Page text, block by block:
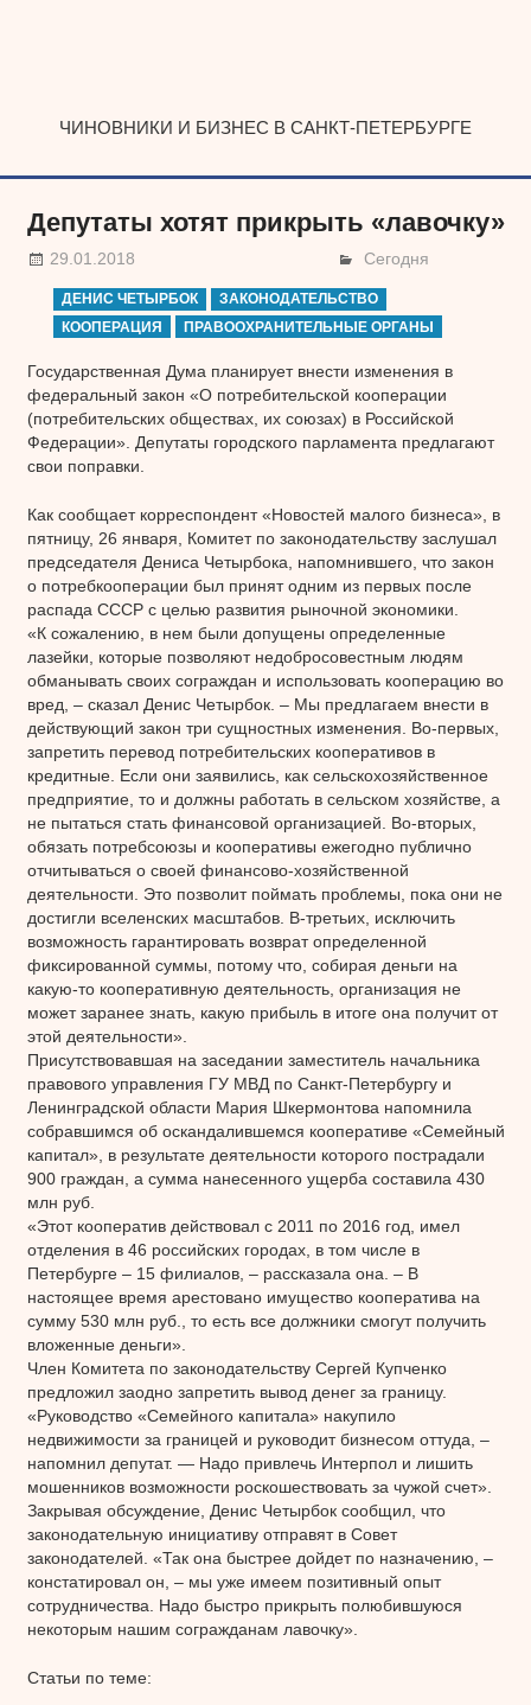
ЧИНОВНИКИ И БИЗНЕС В САНКТ-ПЕТЕРБУРГЕ
Депутаты хотят прикрыть «лавочку»
29.01.2018 Сегодня
ДЕНИС ЧЕТЫРБОК
ЗАКОНОДАТЕЛЬСТВО
КООПЕРАЦИЯ
ПРАВООХРАНИТЕЛЬНЫЕ ОРГАНЫ
Государственная Дума планирует внести изменения в
федеральный закон «О потребительской кооперации
(потребительских обществах, их союзах) в Российской
Федерации». Депутаты городского парламента предлагают
свои поправки.
Как сообщает корреспондент «Новостей малого бизнеса», в
пятницу, 26 января, Комитет по законодательству заслушал
председателя Дениса Четырбока, напомнившего, что закон
о потребкооперации был принят одним из первых после
распада СССР с целью развития рыночной экономики.
«К сожалению, в нем были допущены определенные
лазейки, которые позволяют недобросовестным людям
обманывать своих сограждан и использовать кооперацию во
вред, – сказал Денис Четырбок. – Мы предлагаем внести в
действующий закон три сущностных изменения. Во-первых,
запретить перевод потребительских кооперативов в
кредитные. Если они заявились, как сельскохозяйственное
предприятие, то и должны работать в сельском хозяйстве, а
не пытаться стать финансовой организацией. Во-вторых,
обязать потребсоюзы и кооперативы ежегодно публично
отчитываться о своей финансово-хозяйственной
деятельности. Это позволит поймать проблемы, пока они не
достигли вселенских масштабов. В-третьих, исключить
возможность гарантировать возврат определенной
фиксированной суммы, потому что, собирая деньги на
какую-то кооперативную деятельность, организация не
может заранее знать, какую прибыль в итоге она получит от
этой деятельности».
Присутствовавшая на заседании заместитель начальника
правового управления ГУ МВД по Санкт-Петербургу и
Ленинградской области Мария Шкермонтова напомнила
собравшимся об оскандалившемся кооперативе «Семейный
капитал», в результате деятельности которого пострадали
900 граждан, а сумма нанесенного ущерба составила 430
млн руб.
«Этот кооператив действовал с 2011 по 2016 год, имел
отделения в 46 российских городах, в том числе в
Петербурге – 15 филиалов, – рассказала она. – В
настоящее время арестовано имущество кооператива на
сумму 530 млн руб., то есть все должники смогут получить
вложенные деньги».
Член Комитета по законодательству Сергей Купченко
предложил заодно запретить вывод денег за границу.
«Руководство «Семейного капитала» накупило
недвижимости за границей и руководит бизнесом оттуда, –
напомнил депутат. — Надо привлечь Интерпол и лишить
мошенников возможности роскошествовать за чужой счет».
Закрывая обсуждение, Денис Четырбок сообщил, что
законодательную инициативу отправят в Совет
законодателей. «Так она быстрее дойдет по назначению, –
констатировал он, – мы уже имеем позитивный опыт
сотрудничества. Надо быстро прикрыть полюбившуюся
некоторым нашим согражданам лавочку».
Статьи по теме: